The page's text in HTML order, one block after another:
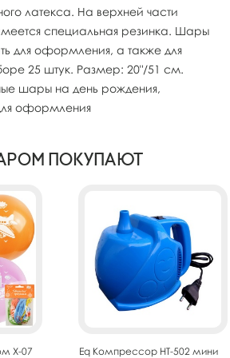
латекса. На верхней части
специальная резинка. Шары
для оформления, а также для
25 штук. Размер: 20"/51 см.
шары на день рождения,
оформления
покупают
Х-07
Eq Компрессор HT-502 мини